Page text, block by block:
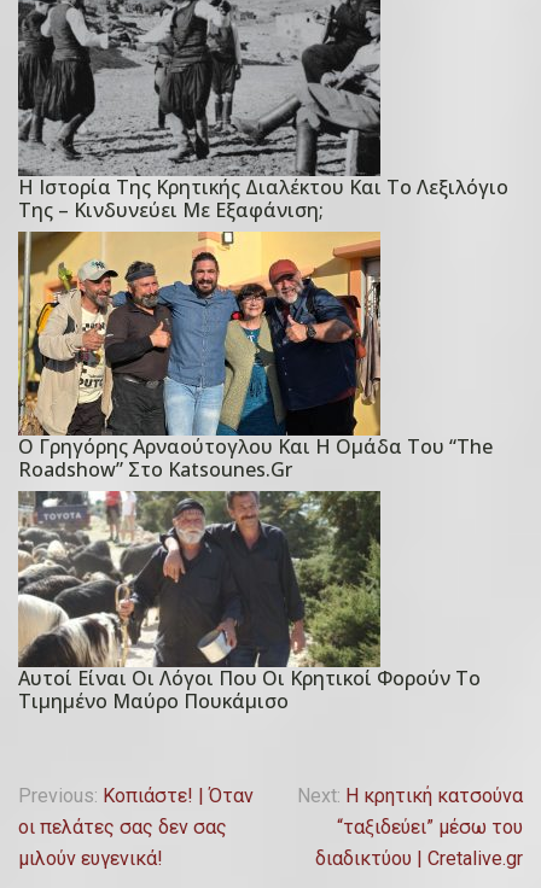
P
s
t
e
d
o
n
1
Α
π
ρ
ι
λ
ο
υ
0
2
0
Η Ιστορία Της Κρητικής Διαλέκτου Και Το Λεξιλόγιο
Της – Κινδυνεύει Με Εξαφάνιση;
P
s
t
e
d
n
ΐ
ο
υ
Ο Γρηγόρης Αρναούτογλου Και Η Ομάδα Του “The
Roadshow” Στο Katsounes.gr
P
o
Αυτοί Είναι Οι Λόγοι Που Οι Κρητικοί Φορούν Το
Τιμημένο Μαύρο Πουκάμισο
Π
λ
Previous: Κοπιάστε! | Όταν
οι πελάτες σας δεν σας
μιλούν ευγενικά!
Next: Η κρητική κατσούνα
“ταξιδεύει” μέσω του
διαδικτύου | Cretalive.gr